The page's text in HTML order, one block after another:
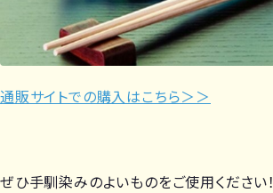
通販サイトでの購入はこちら＞＞
ぜひ手馴染みのよいものをご使用ください！